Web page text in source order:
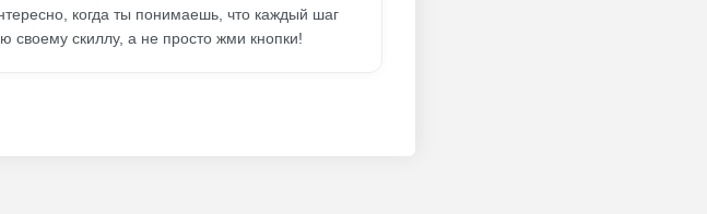
когда ты понимаешь, что каждый шаг
своему скиллу, а не просто жми кнопки!